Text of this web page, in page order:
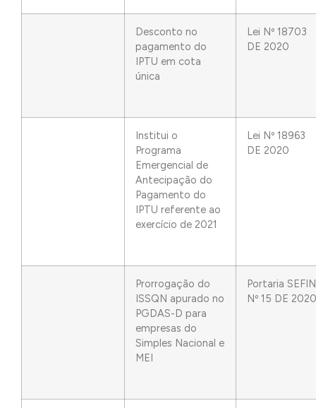
Desconto no
pagamento do
IPTU em cota
única
Lei Nº 18703
DE 2020
Institui o
Programa
Emergencial de
Antecipação do
Pagamento do
IPTU referente ao
exercício de 2021
Lei Nº 18963
DE 2020
Prorrogação do
ISSQN apurado no
PGDAS-D para
empresas do
Simples Nacional e
MEI
Portaria SEFIN
Nº 15 DE 2020